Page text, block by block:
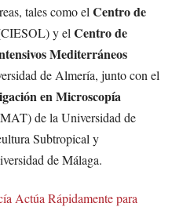
tales como el Centro de
y el Centro de
Mediterráneos
de Almería, junto con el
en Microscopía
de la Universidad de
Subtropical y
de Málaga.
Actúa Rápidamente para